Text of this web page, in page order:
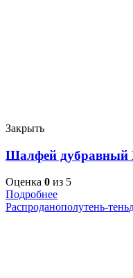
Закрыть
Шалфей дубравный
Оценка 0 из 5
Подробнее
Распроданополутень-тень